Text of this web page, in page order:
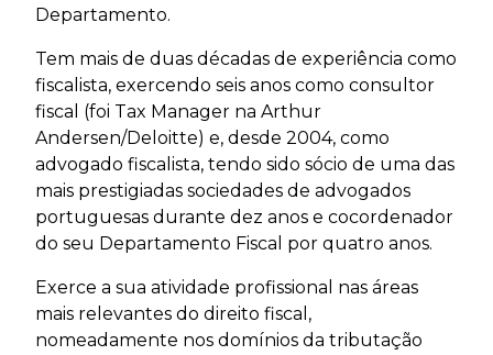
Departamento.
Tem mais de duas décadas de experiência como
fiscalista, exercendo seis anos como consultor
fiscal (foi Tax Manager na Arthur
Andersen/Deloitte) e, desde 2004, como
advogado fiscalista, tendo sido sócio de uma das
mais prestigiadas sociedades de advogados
portuguesas durante dez anos e cocordenador
do seu Departamento Fiscal por quatro anos.
Exerce a sua atividade profissional nas áreas
mais relevantes do direito fiscal,
nomeadamente nos domínios da tributação